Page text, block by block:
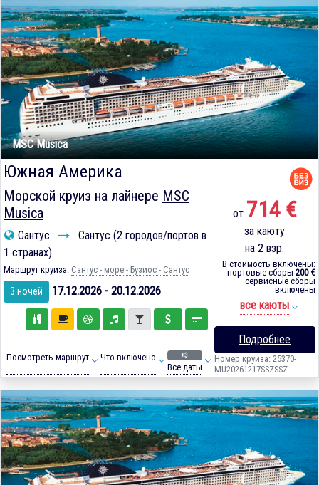
MSC Musica
Южная Америка
Морской круиз на лайнере MSC
Musica
Сантус
Сантус (2 городов/портов в
1 странах)
Маршрут круиза: Сантус - море - Бузиос - Сантус
3 ночей 17.12.2026 - 20.12.2026
Посмотреть маршрут Что включено +3
Все даты
от 714 €
за каюту
на 2 взр.
В стоимость включены:
портовые сборы 200 €
сервисные сборы
включены
все каюты
Подробнее
Номер круиза: 25370-
MU20261217SSZSSZ